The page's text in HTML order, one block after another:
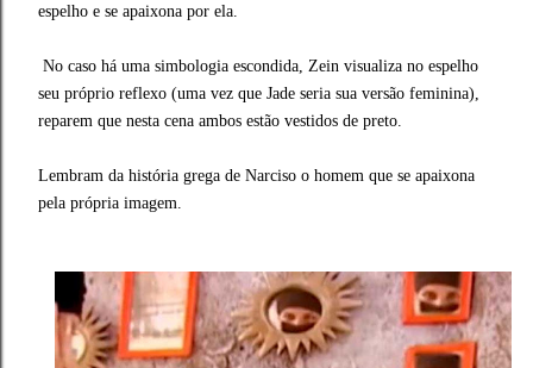
espelho e se apaixona por ela.
No caso há uma simbologia escondida, Zein visualiza no espelho
seu próprio reflexo (uma vez que Jade seria sua versão feminina),
reparem que nesta cena ambos estão vestidos de preto.
Lembram da história grega de Narciso o homem que se apaixona
pela própria imagem.